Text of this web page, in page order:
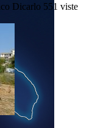
Dicarlo 551 viste